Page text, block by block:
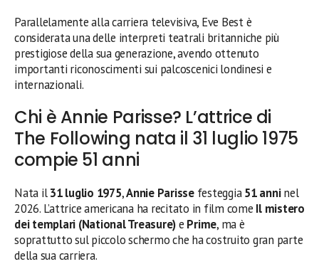
Parallelamente alla carriera televisiva, Eve Best è
considerata una delle interpreti teatrali britanniche più
prestigiose della sua generazione, avendo ottenuto
importanti riconoscimenti sui palcoscenici londinesi e
internazionali.
Chi è Annie Parisse? L’attrice di
The Following nata il 31 luglio 1975
compie 51 anni
Nata il31 luglio 1975,Annie Parissefesteggia51 anninel
2026. L’attrice americana ha recitato in film come Il mistero
dei templari (National Treasure)e Prime, ma è
soprattutto sul piccolo schermo che ha costruito gran parte
della sua carriera.